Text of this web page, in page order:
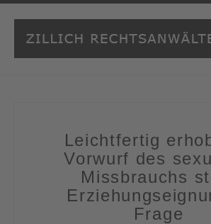
Leichtfertig
Vorwurf des
Missbrauchs
Frage